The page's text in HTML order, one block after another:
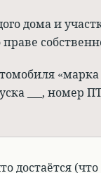
дома и
«марка
___, номер
достаётся